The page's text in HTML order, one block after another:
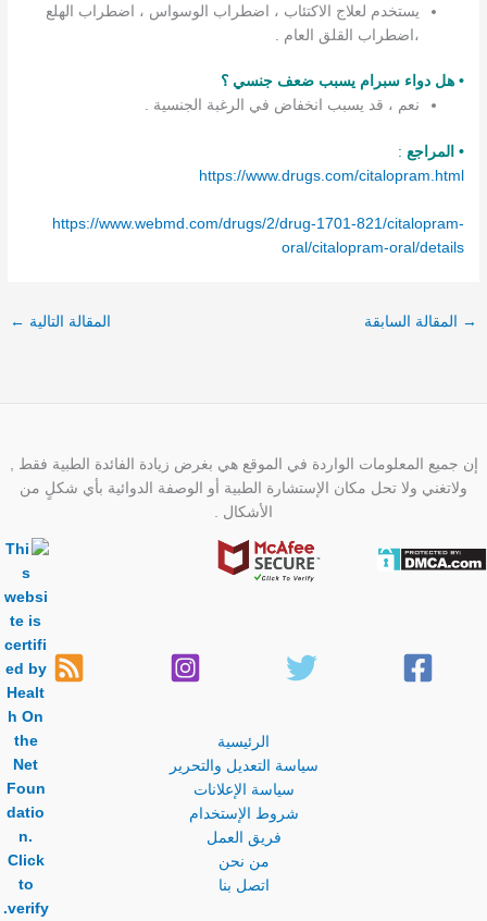
يستخدم لعلاج الاكتئاب ، اضطراب الوسواس ، اضطراب الهلع
،اضطراب القلق العام .
• هل دواء سبرام يسبب ضعف جنسي ؟
نعم ، قد يسبب انخفاض في الرغبة الجنسية .
• المراجع :
https://www.drugs.com/citalopram.html
https://www.webmd.com/drugs/2/drug-1701-821/citalopram-
oral/citalopram-oral/details
→ المقالة السابقة المقالة التالية ←
إن جميع المعلومات الواردة في الموقع هي بغرض زيادة الفائدة الطبية فقط ,
ولاتغني ولا تحل مكان الإستشارة الطبية أو الوصفة الدوائية بأي شكلٍ من
الأشكال .
الرئيسية
سياسة التعديل والتحرير
سياسة الإعلانات
شروط الإستخدام
فريق العمل
من نحن
اتصل بنا